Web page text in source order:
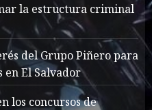
for the
heroes of World
2024 860
la estructura criminal
del Grupo Piñero para
El Salvador
los concursos de